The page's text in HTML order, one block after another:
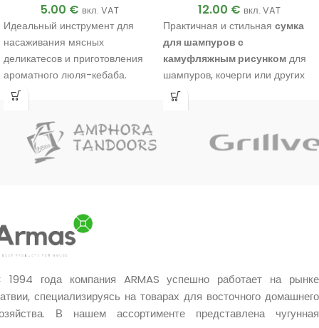
5.00 € вкл. VAT
Идеальный инструмент для
насаживания мясных
деликатесов и приготовления
ароматного люля-кебаба.
12.00 € вкл. VAT
Практичная и стильная сумка
для шампуров с
камуфляжным рисунком для
шампуров, кочерги или других
аксессуаров для гриля длиной
1994 года компания ARMAS успешно работает на рынке
специализируясь на товарах для восточного домашнего
В нашем ассортименте представлена чугунная